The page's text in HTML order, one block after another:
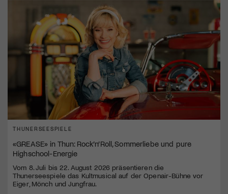
THUNERSEESPIELE
«GREASE» in Thun: Rock’n’Roll, Sommerliebe und pure
Highschool-Energie
Vom 8. Juli bis 22. August 2026 präsentieren die
Thunerseespiele das Kultmusical auf der Openair-Bühne vor
Eiger, Mönch und Jungfrau.